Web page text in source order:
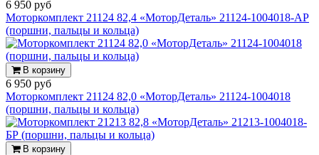
6 950 руб
Моторкомплект 21124 82,4 «МоторДеталь» 21124-1004018-АР
(поршни, пальцы и кольца)
В корзину
6 950 руб
Моторкомплект 21124 82,0 «МоторДеталь» 21124-1004018
(поршни, пальцы и кольца)
В корзину